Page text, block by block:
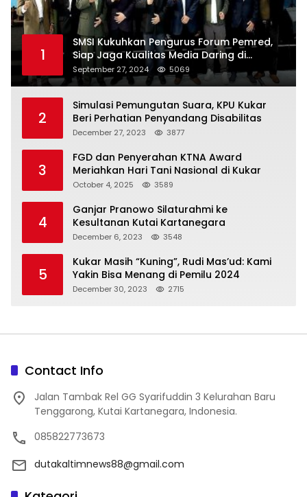
1
SMSI Kukuhkan Pengurus Forum Pemred,
Siap Jaga Kualitas Media Daring di
Indonesia
September 27, 2024 5069
2
Simulasi Pemungutan Suara, KPU Kukar
Beri Perhatian Penyandang Disabilitas
December 27, 2023 3877
3
FGD dan Penyerahan KTNA Award
Meriahkan Hari Tani Nasional di Kukar
October 4, 2025 3589
4
Ganjar Pranowo Silaturahmi ke
Kesultanan Kutai Kartanegara
December 6, 2023 3548
5
Kukar Masih “Kuning”, Rudi Mas’ud: Kami
Yakin Bisa Menang di Pemilu 2024
December 30, 2023 2715
Contact Info
Jalan Tambak Rel GG Syarifuddin 3 Kelurahan Baru
Tenggarong, Kutai Kartanegara, Indonesia.
085822773673
dutakaltimnews88@gmail.com